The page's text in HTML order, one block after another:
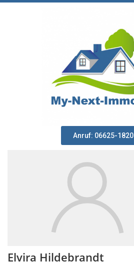
Anruf: 06625-1820
Elvira Hildebrandt